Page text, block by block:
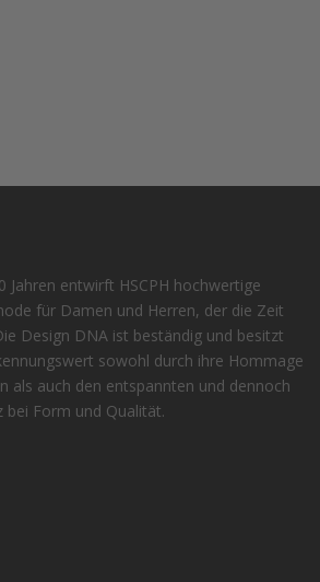
Jahren entwirft HSCPH hochwertige
für Damen und Herren, der die Zeit
Design DNA ist beständig und besitzt
sowohl durch ihre Hommage
als auch den entspannten und dennoch
bei Form und Qualität.